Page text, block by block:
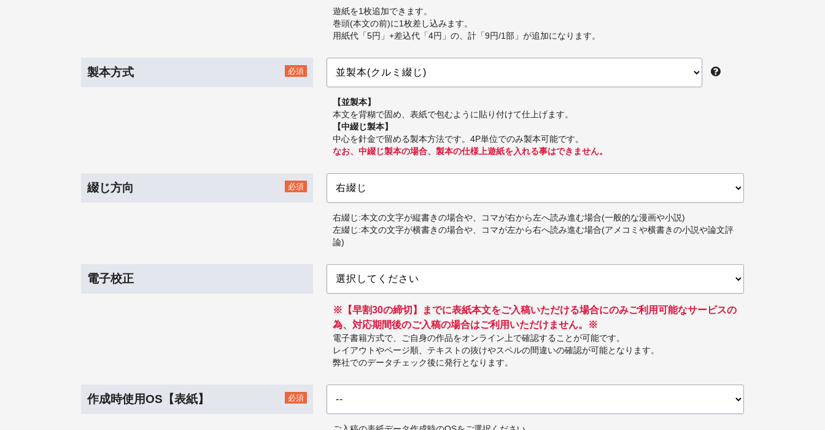
遊紙を1枚追加できます。
巻頭(本文の前)に1枚差し込みます。
用紙代「5円」+差込代「4円」の、計「9円/1部」が追加になります。
製本方式 必須
【並製本】
本文を背糊で固め、表紙で包むように貼り付けて仕上げます。
【中綴じ製本】
中心を針金で留める製本方法です。4P単位でのみ製本可能です。
なお、中綴じ製本の場合、製本の仕様上遊紙を入れる事はできません。
綴じ方向 必須
右綴じ:本文の文字が縦書きの場合や、コマが右から左へ読み進む場合(一般的な漫画や小説)
左綴じ:本文の文字が横書きの場合や、コマが左から右へ読み進む場合(アメコミや横書きの小説や論文評
論)
電子校正
※【早割30の締切】までに表紙本文をご入稿いただける場合にのみご利用可能なサービスの
為、対応期間後のご入稿の場合はご利用いただけません。※
電子書籍方式で、ご自身の作品をオンライン上で確認することが可能です。
レイアウトやページ順、テキストの抜けやスペルの間違いの確認が可能となります。
弊社でのデータチェック後に発行となります。
作成時使用OS【表紙】 必須